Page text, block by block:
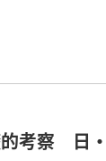
考察 日